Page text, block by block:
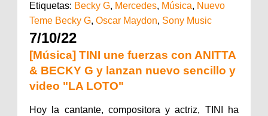
Etiquetas: Becky G, Mercedes, Música, Nuevo
Teme Becky G, Oscar Maydon, Sony Music
7/10/22
[Música] TINI une fuerzas con ANITTA
& BECKY G y lanzan nuevo sencillo y
video "LA LOTO"
Hoy la cantante, compositora y actriz, TINI ha